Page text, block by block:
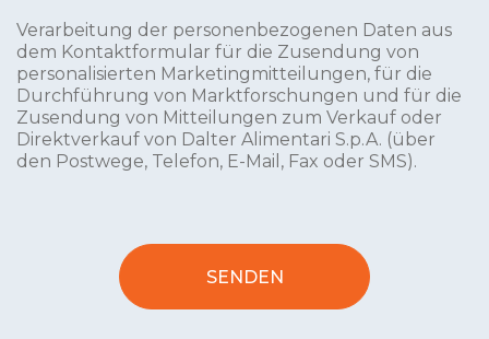
Verarbeitung der personenbezogenen Daten aus
dem Kontaktformular für die Zusendung von
personalisierten Marketingmitteilungen, für die
Durchführung von Marktforschungen und für die
Zusendung von Mitteilungen zum Verkauf oder
Direktverkauf von Dalter Alimentari S.p.A. (über
den Postwege, Telefon, E-Mail, Fax oder SMS).